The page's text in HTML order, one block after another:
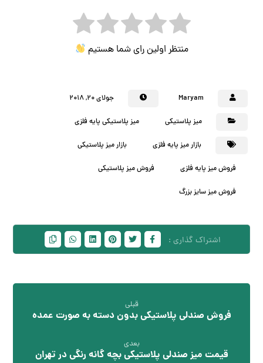
منتظر اولین رای شما هستیم
Maryam جولای ۲۰, ۲۰۱۸
میز پلاستیکی میز پلاستیکی پایه فلزی
بازار میز پایه فلزی بازار میز پلاستیکی
فروش میز پایه فلزی فروش میز پلاستیکی
فروش میز سایز بزرگ
قبلی
فروش صندلی پلاستیکی بدون دسته به صورت عمده
بعدی
قیمت میز صندلی پلاستیکی بچه گانه رنگی در تهران